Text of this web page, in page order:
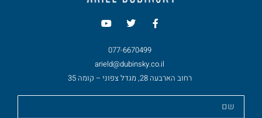
077-6670499
arield@dubinsky.co.il
רחוב הארבעה 28, מגדל צפוני – קומה 35